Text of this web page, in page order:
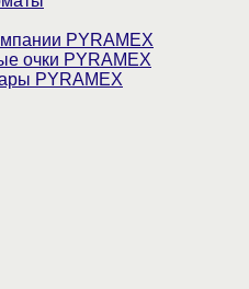
PYRAMEX
очки PYRAMEX
PYRAMEX